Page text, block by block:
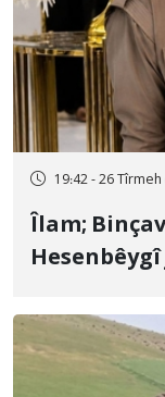
19:42 - 26
Îlam;